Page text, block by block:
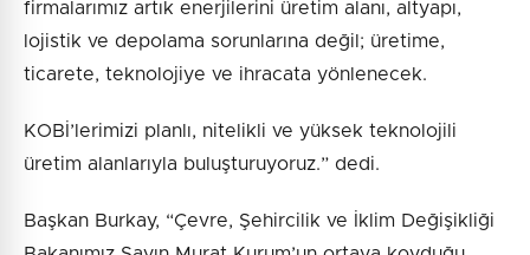
firmalarımız artık enerjilerini üretim alanı, altyapı,
lojistik ve depolama sorunlarına değil; üretime,
ticarete, teknolojiye ve ihracata yönlenecek.
KOBİ’lerimizi planlı, nitelikli ve yüksek teknolojili
üretim alanlarıyla buluşturuyoruz.” dedi.
Başkan Burkay, “Çevre, Şehircilik ve İklim Değişikliği